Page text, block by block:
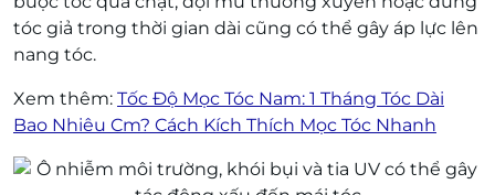
tóc giả trong thời gian dài cũng có thể gây áp lực lên
nang tóc.
Xem thêm: Tốc Độ Mọc Tóc Nam: 1 Tháng Tóc Dài
Bao Nhiêu Cm? Cách Kích Thích Mọc Tóc Nhanh